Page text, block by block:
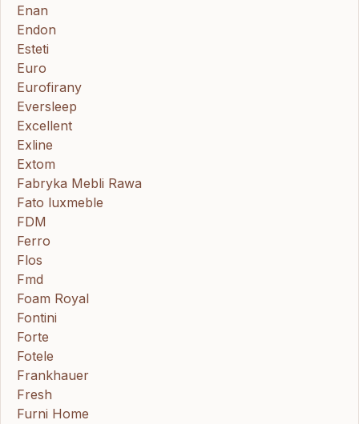
Enan
Endon
Esteti
Euro
Eurofirany
Eversleep
Excellent
Exline
Extom
Fabryka Mebli Rawa
Fato luxmeble
FDM
Ferro
Flos
Fmd
Foam Royal
Fontini
Forte
Fotele
Frankhauer
Fresh
Furni Home